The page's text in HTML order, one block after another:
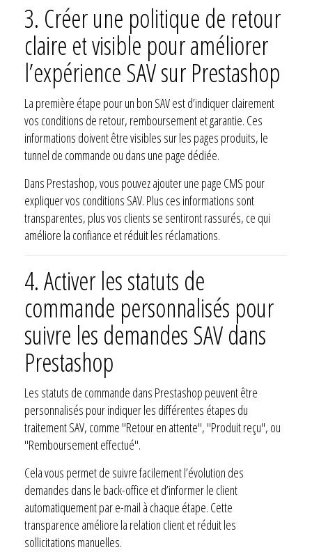
3. Créer une politique de retour
claire et visible pour améliorer
l’expérience SAV sur Prestashop
La première étape pour un bon SAV est d’indiquer clairement
vos conditions de retour, remboursement et garantie. Ces
informations doivent être visibles sur les pages produits, le
tunnel de commande ou dans une page dédiée.
Dans Prestashop, vous pouvez ajouter une page CMS pour
expliquer vos conditions SAV. Plus ces informations sont
transparentes, plus vos clients se sentiront rassurés, ce qui
améliore la confiance et réduit les réclamations.
4. Activer les statuts de
commande personnalisés pour
suivre les demandes SAV dans
Prestashop
Les statuts de commande dans Prestashop peuvent être
personnalisés pour indiquer les différentes étapes du
traitement SAV, comme "Retour en attente", "Produit reçu", ou
"Remboursement effectué".
Cela vous permet de suivre facilement l’évolution des
demandes dans le back-office et d’informer le client
automatiquement par e-mail à chaque étape. Cette
transparence améliore la relation client et réduit les
sollicitations manuelles.